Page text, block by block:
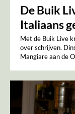
De Buik
Italiaans
Met de Buik Live
over schrijven.
Mangiare aan de